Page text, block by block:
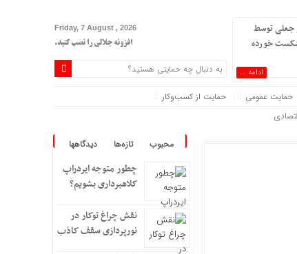
جعلی توسط
خورده
ادامه ...
Friday, 7 August , 2026
افزونه جلالی را نصب کنید.
حمایت عمومی حمایت از کسب‌وکار
محبوب تازه‌ها دیدگاهها
چطور متوجه ایردراپ
کلاهبرداری بشویم؟
نقش چراغ توکار در
نورپردازی سقف کاذب